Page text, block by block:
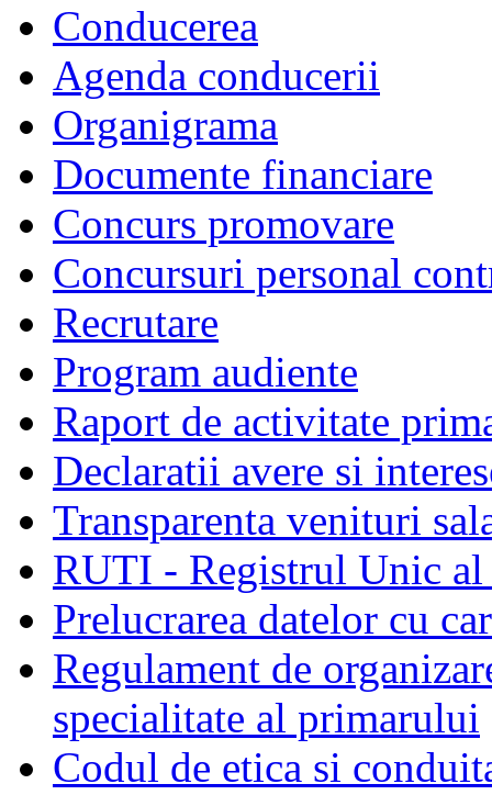
Conducerea
Agenda conducerii
Organigrama
Documente financiare
Concurs promovare
Concursuri personal
Recrutare
Program audiente
Raport de activitate
Declaratii avere si
Transparenta venituri
RUTI - Registrul Unic al
Prelucrarea datelor cu
Regulament de
specialitate al primarului
Codul de etica si